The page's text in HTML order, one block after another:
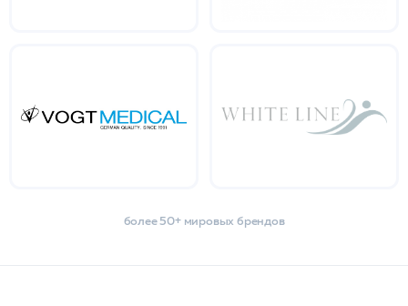
более 50+ мировых брендов